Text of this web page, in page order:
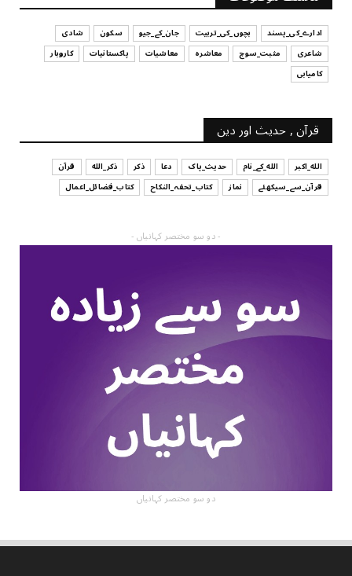
July 29, 2026
ادارے_کی_پسند بچوں_کی_تربیت جان_کے_جیو سکون
شادی
شاعری
مثبت_سوچ معاشرہ معاشیات پاکستانیات
کاروبار
کامیابی
قرآن , حدیث اور دین
الله_اکبر الله_کے_نام حدیث_پاک دعا ذکر ذکر_الله
قرآن
قرآن_سے_سیکھئے
نماز کتاب_تحفہ_النکاح کتاب_فضائل_اعمال
- دو سو مختصر کہانیاں -
دو سو مختصر کہانیاں